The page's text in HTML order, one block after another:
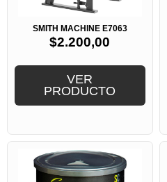
SMITH MACHINE E7063
$2.200,00
VER
PRODUCTO